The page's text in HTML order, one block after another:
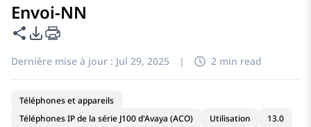
Envoi-NN
Partager cette page
Options d'exportation PDF
Dernière mise à jour : Jul 29, 2025 | 2 min read
Téléphones et appareils
Téléphones IP de la série J100 d'Avaya (ACO)
Utilisation 13.0